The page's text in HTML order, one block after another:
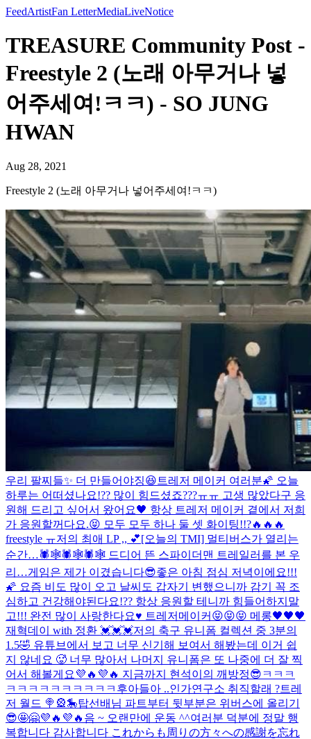
FeedArtistFan LetterMediaLiveNotice
TREASURE Community Post -
Freestyle 2 (노래 아무거나 넣
어주세여!ㅋㅋ) - SO JUNG
HWAN
Aug 28, 2021
Freestyle 2 (노래 아무거나 넣어주세여!ㅋㅋ)
우리 팔찌들✨ 더 만들어야징😆 트레저 메이커 여러분🌠 오늘
하루는 어떠셨나요!?? 많이 힘드셨죠???ㅠㅠ 고생 많았다구 응
원해 드리고 싶어서 왔어요🖤 항상 트레저 메이커 곁에서 저희
가 응원할꺼다요.😝 모두 모두 하나 둘 셋 화이팅!!?🔥🔥🔥
freestyle ㅠ저의 최애 LP ,, 💕[오늘의 TMI] 멀티버스가 열리는
순간…🕷🕸🕷🕸🕷🕸 드디어 뜬 스파이더맨 트레일러를 본 우
리…게임은 제가 이겼습니다😎좋은 아침 점심 저녁이에요!!!
🌠 요즘 비도 많이 오고 날씨도 갑자기 변했으니까 감기 꼭 조
심하고 건강해야된다요!?? 항상 응원할 테니까 힘들어하지말
고!!! 완전 많이 사랑한다요♥️ 트레저메이커😝😝😝 메롱🖤🖤🖤
재혁데이 with 정환 💓💓💓저의 축구 유니폼 컬렉션 중 3분의
1.5🤣 유튜브에서 보고 너무 신기해 보여서 해봤는데 이거 쉽
지 않네요 🥵 너무 많아서 나머지 유니폼은 또 나중에 더 잘 찍
어서 해볼게요💜🔥💜🔥 지금까지 현석이의 깨방정😎ㅋㅋㅋ
ㅋㅋㅋㅋㅋㅋㅋㅋㅋㅋ후아들아 ..인가연구소 취직할래 ?트레
저 월드 🍭🎡🎠탑선배님 파트부터 뒷부분은 위버스에 올리기
😎🤩🤗💜🔥💜🔥 음 ~ 오랜만에 운동 ^^여러분 덕분에 정말 행
복합니다 감사합니다 これからも周りの方々への感謝を忘れ